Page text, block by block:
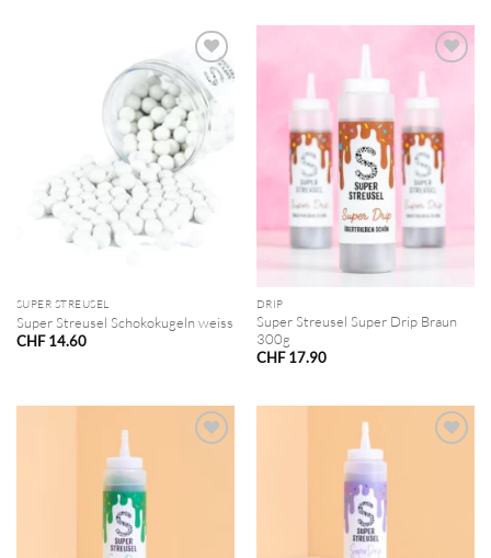
SUPER STREUSEL
Super Streusel Schokokugeln weiss
CHF14.60
DRIP
Super Streusel Super Drip Braun
300g
CHF17.90